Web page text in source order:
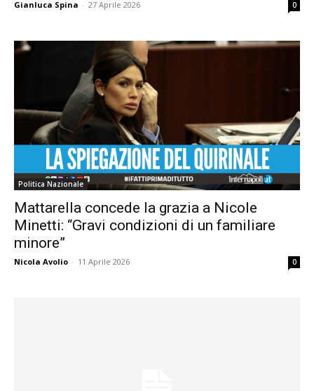
Gianluca Spina - 27 Aprile 2026 0
Politica Nazionale
Mattarella concede la grazia a Nicole
Minetti: “Gravi condizioni di un familiare
minore”
Nicola Avolio - 11 Aprile 2026 0